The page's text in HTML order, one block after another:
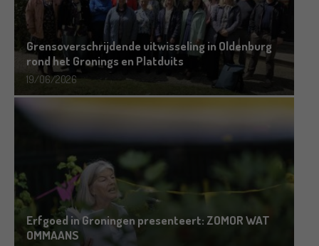
Grensoverschrijdende uitwisseling in Oldenburg
rond het Gronings en Platduits
19/06/2026
Erfgoed in Groningen presenteert: ZOMOR WAT
OMMAANS